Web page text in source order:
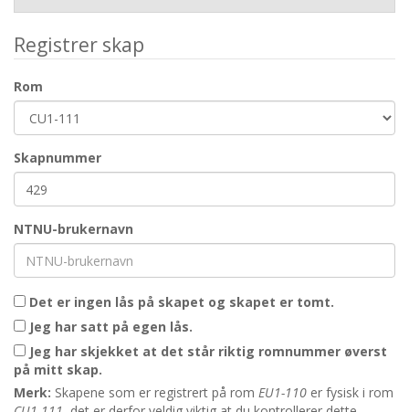
Registrer skap
Rom
Skapnummer
NTNU-brukernavn
Det er ingen lås på skapet og skapet er tomt.
Jeg har satt på egen lås.
på mitt skap.
Merk: Skapene som er registrert på rom EU1-110 er fysisk i rom